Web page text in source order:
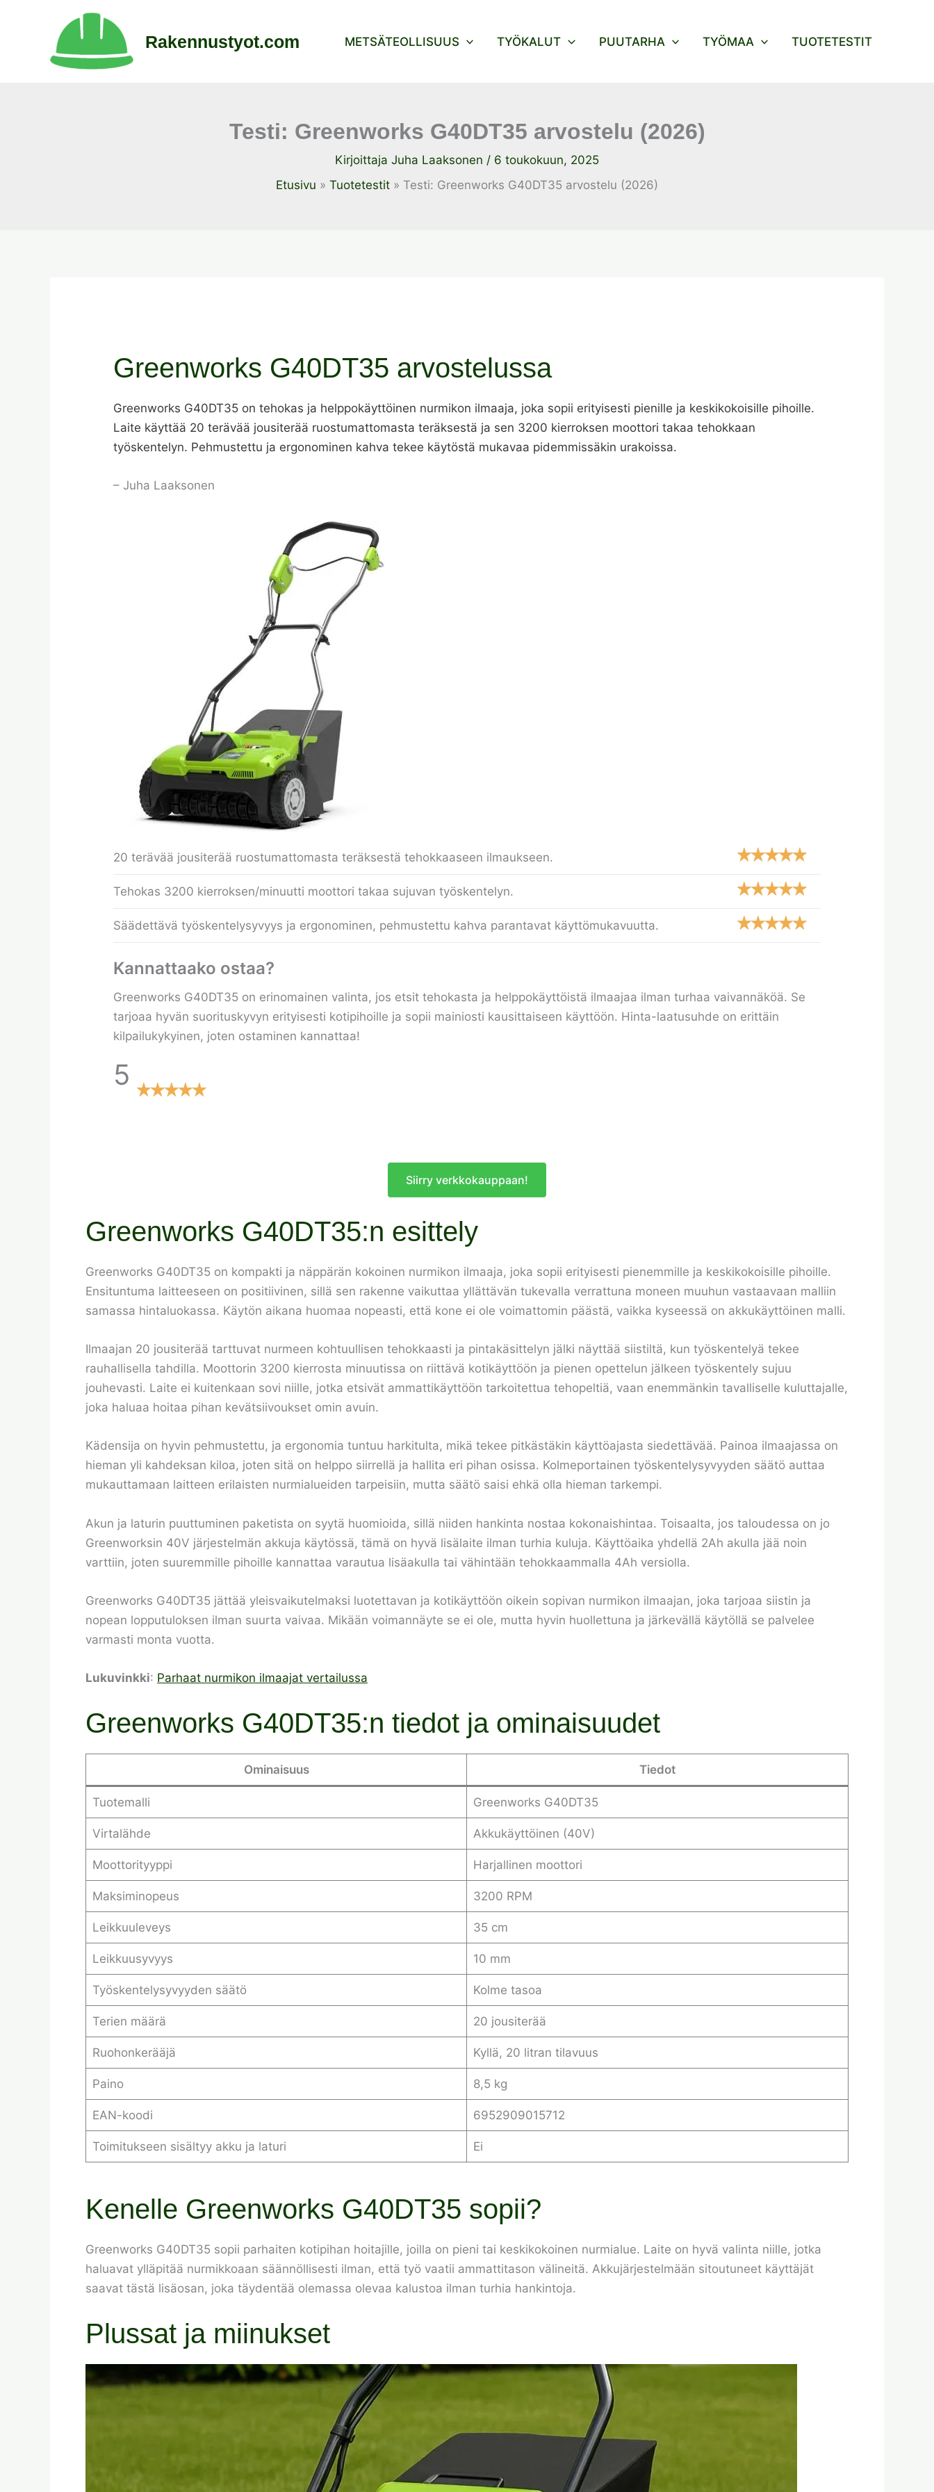
Rakennustyot.com METSÄTEOLLISUUS TYÖKALUT PUUTARHA TYÖMAA TUOTETESTIT
Testi: Greenworks G40DT35 arvostelu (2026)
Kirjoittaja Juha Laaksonen / 6 toukokuun, 2025
Etusivu
Tuotetestit Testi: Greenworks G40DT35 arvostelu (2026)
Greenworks G40DT35 arvostelussa
Greenworks G40DT35 on tehokas ja helppokäyttöinen nurmikon ilmaaja, joka sopii erityisesti pienille ja keskikokoisille pihoille.
Laite käyttää 20 terävää jousiterää ruostumattomasta teräksestä ja sen 3200 kierroksen moottori takaa tehokkaan
työskentelyn. Pehmustettu ja ergonominen kahva tekee käytöstä mukavaa pidemmissäkin urakoissa.
– Juha Laaksonen
20 terävää jousiterää ruostumattomasta teräksestä tehokkaaseen ilmaukseen.
Tehokas 3200 kierroksen/minuutti moottori takaa sujuvan työskentelyn.
Säädettävä työskentelysyvyys ja ergonominen, pehmustettu kahva parantavat käyttömukavuutta.
Kannattaako ostaa?
Greenworks G40DT35 on erinomainen valinta, jos etsit tehokasta ja helppokäyttöistä ilmaajaa ilman turhaa vaivannäköä. Se
tarjoaa hyvän suorituskyvyn erityisesti kotipihoille ja sopii mainiosti kausittaiseen käyttöön. Hinta-laatusuhde on erittäin
kilpailukykyinen, joten ostaminen kannattaa!
5
Siirry verkkokauppaan!
Greenworks G40DT35:n esittely
Greenworks G40DT35 on kompakti ja näppärän kokoinen nurmikon ilmaaja, joka sopii erityisesti pienemmille ja keskikokoisille pihoille.
Ensituntuma laitteeseen on positiivinen, sillä sen rakenne vaikuttaa yllättävän tukevalla verrattuna moneen muuhun vastaavaan malliin
samassa hintaluokassa. Käytön aikana huomaa nopeasti, että kone ei ole voimattomin päästä, vaikka kyseessä on akkukäyttöinen malli.
Ilmaajan 20 jousiterää tarttuvat nurmeen kohtuullisen tehokkaasti ja pintakäsittelyn jälki näyttää siistiltä, kun työskentelyä tekee
rauhallisella tahdilla. Moottorin 3200 kierrosta minuutissa on riittävä kotikäyttöön ja pienen opettelun jälkeen työskentely sujuu
jouhevasti. Laite ei kuitenkaan sovi niille, jotka etsivät ammattikäyttöön tarkoitettua tehopeltiä, vaan enemmänkin tavalliselle kuluttajalle,
joka haluaa hoitaa pihan kevätsiivoukset omin avuin.
Kädensija on hyvin pehmustettu, ja ergonomia tuntuu harkitulta, mikä tekee pitkästäkin käyttöajasta siedettävää. Painoa ilmaajassa on
hieman yli kahdeksan kiloa, joten sitä on helppo siirrellä ja hallita eri pihan osissa. Kolmeportainen työskentelysyvyyden säätö auttaa
mukauttamaan laitteen erilaisten nurmialueiden tarpeisiin, mutta säätö saisi ehkä olla hieman tarkempi.
Akun ja laturin puuttuminen paketista on syytä huomioida, sillä niiden hankinta nostaa kokonaishintaa. Toisaalta, jos taloudessa on jo
Greenworksin 40V järjestelmän akkuja käytössä, tämä on hyvä lisälaite ilman turhia kuluja. Käyttöaika yhdellä 2Ah akulla jää noin
varttiin, joten suuremmille pihoille kannattaa varautua lisäakulla tai vähintään tehokkaammalla 4Ah versiolla.
Greenworks G40DT35 jättää yleisvaikutelmaksi luotettavan ja kotikäyttöön oikein sopivan nurmikon ilmaajan, joka tarjoaa siistin ja
nopean lopputuloksen ilman suurta vaivaa. Mikään voimannäyte se ei ole, mutta hyvin huollettuna ja järkevällä käytöllä se palvelee
varmasti monta vuotta.
Lukuvinkki: Parhaat nurmikon ilmaajat vertailussa
Greenworks G40DT35:n tiedot ja ominaisuudet
Ominaisuus Tiedot
Tuotemalli Greenworks G40DT35
Virtalähde Akkukäyttöinen (40V)
Moottorityyppi Harjallinen moottori
Maksiminopeus 3200 RPM
Leikkuuleveys 35 cm
Leikkuusyvyys 10 mm
Työskentelysyvyyden säätö Kolme tasoa
Terien määrä 20 jousiterää
Ruohonkerääjä Kyllä, 20 litran tilavuus
Paino 8,5 kg
EAN-koodi 6952909015712
Toimitukseen sisältyy akku ja laturi Ei
Kenelle Greenworks G40DT35 sopii?
Greenworks G40DT35 sopii parhaiten kotipihan hoitajille, joilla on pieni tai keskikokoinen nurmialue. Laite on hyvä valinta niille, jotka
haluavat ylläpitää nurmikkoaan säännöllisesti ilman, että työ vaatii ammattitason välineitä. Akkujärjestelmään sitoutuneet käyttäjät
saavat tästä lisäosan, joka täydentää olemassa olevaa kalustoa ilman turhia hankintoja.
Plussat ja miinukset